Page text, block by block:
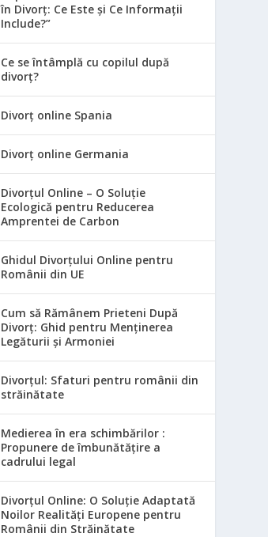
în Divorț: Ce Este și Ce Informații
Include?”
Ce se întâmplă cu copilul după
divorț?
Divorț online Spania
Divorț online Germania
Divorțul Online – O Soluție
Ecologică pentru Reducerea
Amprentei de Carbon
Ghidul Divorțului Online pentru
Românii din UE
Cum să Rămânem Prieteni După
Divorț: Ghid pentru Menținerea
Legăturii și Armoniei
Divorțul: Sfaturi pentru românii din
străinătate
Medierea în era schimbărilor :
Propunere de îmbunătățire a
cadrului legal
Divorțul Online: O Soluție Adaptată
Noilor Realități Europene pentru
Românii din Străinătate